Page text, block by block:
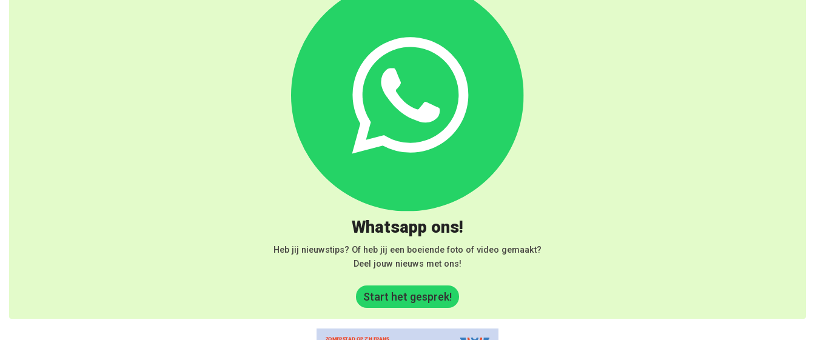
Whatsapp ons!
Heb jij nieuwstips? Of heb jij een boeiende foto of video gemaakt?
Deel jouw nieuws met ons!
Start het gesprek!